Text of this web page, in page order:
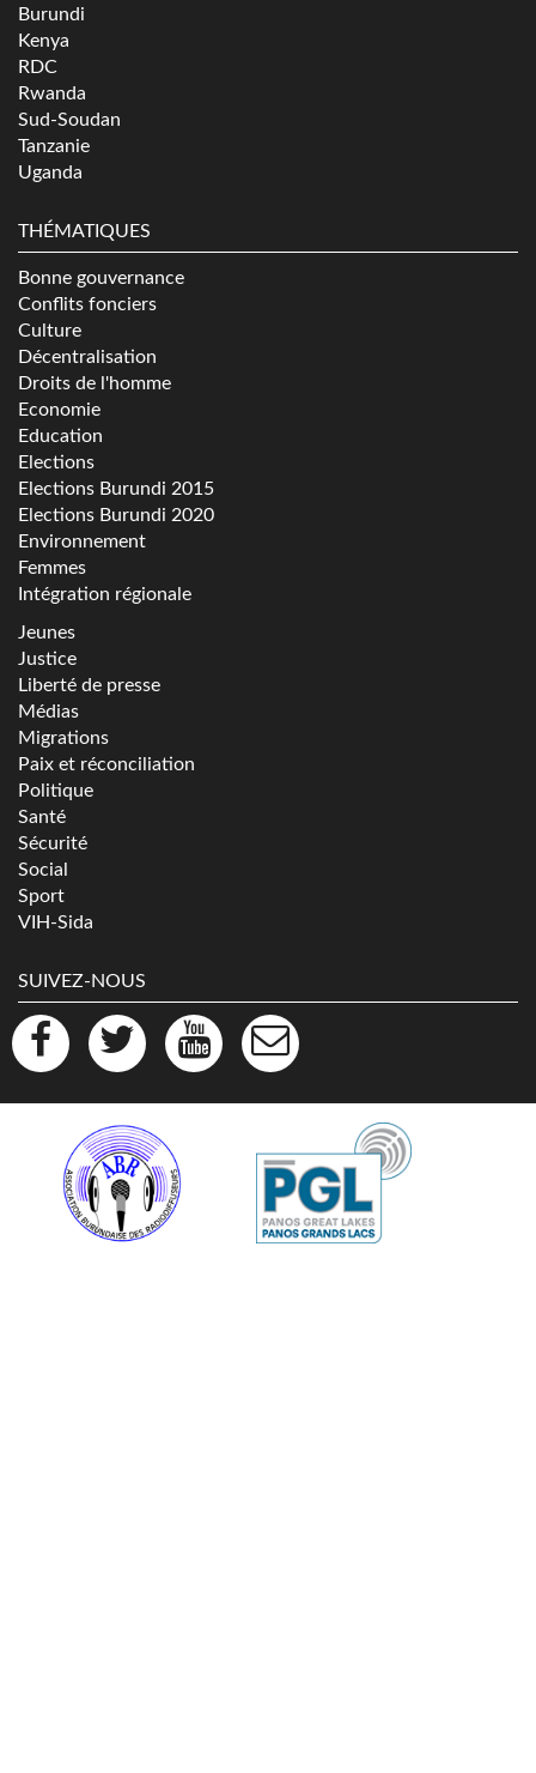
Burundi
Kenya
RDC
Rwanda
Sud-Soudan
Tanzanie
Uganda
THÉMATIQUES
Bonne gouvernance
Conflits fonciers
Culture
Décentralisation
Droits de l'homme
Economie
Education
Elections
Elections Burundi 2015
Elections Burundi 2020
Environnement
Femmes
Intégration régionale
Jeunes
Justice
Liberté de presse
Médias
Migrations
Paix et réconciliation
Politique
Santé
Sécurité
Social
Sport
VIH-Sida
SUIVEZ-NOUS